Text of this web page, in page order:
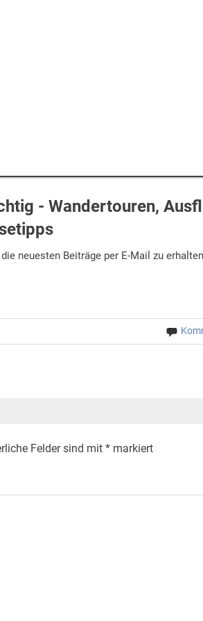
- Wandertouren,
neuesten Beiträge per E-Mail zu
Felder sind mit *markiert